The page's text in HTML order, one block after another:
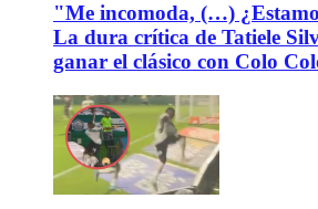
"Me incomoda, (…)
La dura crítica de Tatiele
ganar el clásico con Colo